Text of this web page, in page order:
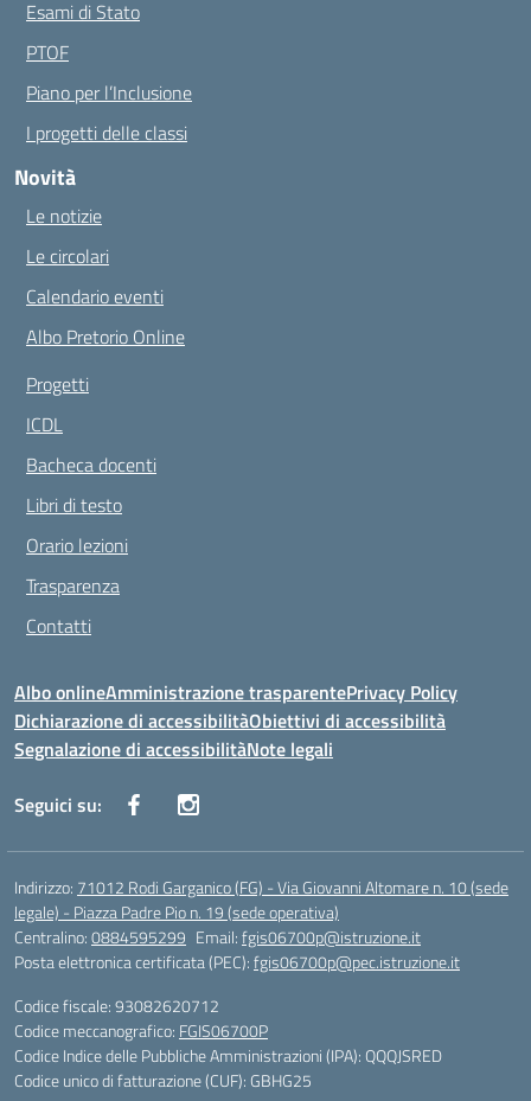
Esami di Stato
PTOF
Piano per l’Inclusione
I progetti delle classi
Novità
Le notizie
Le circolari
Calendario eventi
Albo Pretorio Online
Progetti
ICDL
Bacheca docenti
Libri di testo
Orario lezioni
Trasparenza
Contatti
Albo onlineAmministrazione trasparentePrivacy Policy
Dichiarazione di accessibilitàObiettivi di accessibilità
Segnalazione di accessibilitàNote legali
Seguici su:
Indirizzo: 71012 Rodi Garganico (FG) - Via Giovanni Altomare n. 10 (sede
legale) - Piazza Padre Pio n. 19 (sede operativa)
Centralino:0884595299 Email:fgis06700p@istruzione.it
Posta elettronica certificata (PEC):fgis06700p@pec.istruzione.it
Codice fiscale: 93082620712
Codice meccanografico: FGIS06700P
Codice Indice delle Pubbliche Amministrazioni (IPA): QQQJSRED
Codice unico di fatturazione (CUF): GBHG25